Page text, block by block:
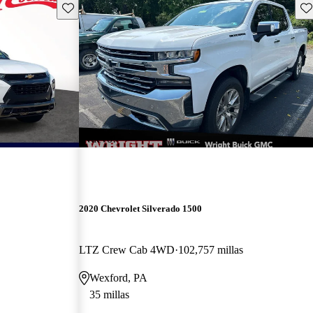
Guarda este Aviso
¡Nuevo!
2020 Chevrolet Silverado 1500
LTZ Crew Cab 4WD 102,757 millas
Wexford, PA
35 millas